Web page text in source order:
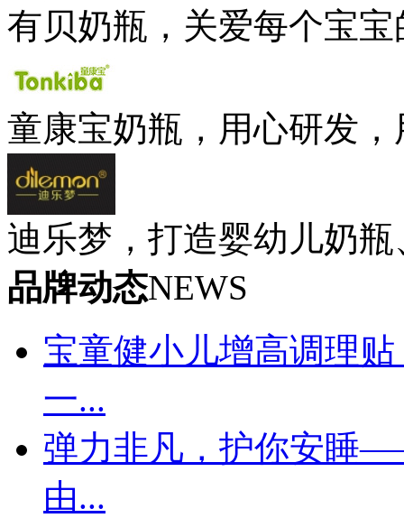
有贝奶瓶，关爱每个宝
童康宝奶瓶，用心研发
迪乐梦，打造婴幼儿奶
品牌动态NEWS
宝童健小儿增高调理
一...
弹力非凡，护你安睡
由...